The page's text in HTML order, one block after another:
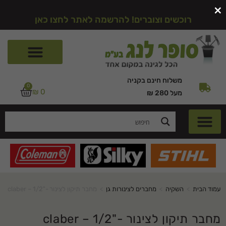
רוכשים וצוברים! להרשמה לאתר לחצו כאן
משלוח חינם בקניה
מעל 280 ₪
₪ 0
0
עמוד הבית השקיה מחברים לצינורות גן
מחבר תיקון לצינור -"1/2 – claber
×